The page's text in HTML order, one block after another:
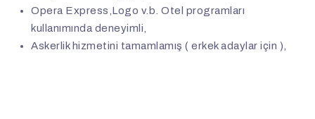
Opera Express,Logo v.b. Otel programları
kullanımında deneyimli,
Askerlik hizmetini tamamlamış ( erkek adaylar için ),